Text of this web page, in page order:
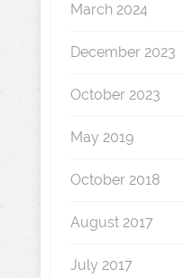
March 2024
December 2023
October 2023
May 2019
October 2018
August 2017
July 2017